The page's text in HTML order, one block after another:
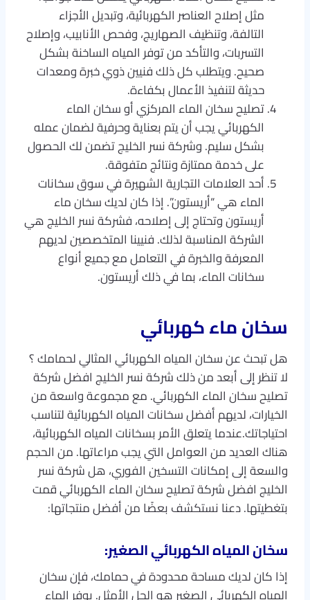
مثل إصلاح العناصر الكهربائية، وتبديل الأجزاء
التالفة، وتنظيف الصهاريج، وفحص الأنابيب، وإصلاح
التسربات، والتأكد من توفر المياه الساخنة بشكل
صحيح. ويتطلب كل ذلك فنيين ذوي خبرة ومعدات
حديثة لتنفيذ الأعمال بكفاءة.
تصليح سخان الماء المركزي أو سخان الماء
الكهربائي يجب أن يتم بعناية وحرفية لضمان عمله
بشكل سليم. وشركة نسر الخليج تضمن لك الحصول
على خدمة ممتازة ونتائج متفوقة.
أحد العلامات التجارية الشهيرة في سوق سخانات
الماء هي “أريستون”. إذا كان لديك سخان ماء
أريستون وتحتاج إلى إصلاحه، فشركة نسر الخليج هي
الشركة المناسبة لذلك. فنيينا المتخصصين لديهم
المعرفة والخبرة في التعامل مع جميع أنواع
سخانات الماء، بما في ذلك أريستون.
سخان ماء كهربائي
هل تبحث عن سخان المياه الكهربائي المثالي لحمامك ؟
لا تنظر إلى أبعد من ذلك شركة نسر الخليج افضل شركة
تصليح سخان الماء الكهربائي. مع مجموعة واسعة من
الخيارات، لديهم أفضل سخانات المياه الكهربائية لتناسب
احتياجاتك.عندما يتعلق الأمر بسخانات المياه الكهربائية،
هناك العديد من العوامل التي يجب مراعاتها. من الحجم
والسعة إلى إمكانات التسخين الفوري، هل شركة نسر
الخليج افضل شركة تصليح سخان الماء الكهربائي قمت
بتغطيتها. دعنا نستكشف بعضًا من أفضل منتجاتها:
سخان المياه الكهربائي الصغير:
إذا كان لديك مساحة محدودة في حمامك، فإن سخان
المياه الكهربائي الصغير هو الحل الأمثل. يوفر الماء